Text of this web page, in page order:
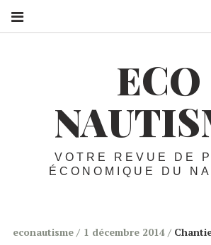
ECO
VOTRE REVUE DE
ÉCONOMIQUE DU
econautisme 1 décembre 2014